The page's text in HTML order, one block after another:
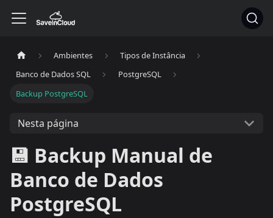
Ambientes
Tipos de Instância
Banco de Dados SQL
PostgreSQL
Backup PostgreSQL
Nesta página
💾 Backup Manual de
Banco de Dados
PostgreSQL